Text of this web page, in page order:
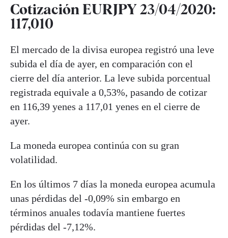
Cotización EURJPY 23/04/2020:
117,010
El mercado de la divisa europea registró una leve
subida el día de ayer, en comparación con el
cierre del día anterior. La leve subida porcentual
registrada equivale a 0,53%, pasando de cotizar
en 116,39 yenes a 117,01 yenes en el cierre de
ayer.
La moneda europea continúa con su gran
volatilidad.
En los últimos 7 días la moneda europea acumula
unas pérdidas del -0,09% sin embargo en
términos anuales todavía mantiene fuertes
pérdidas del -7,12%.